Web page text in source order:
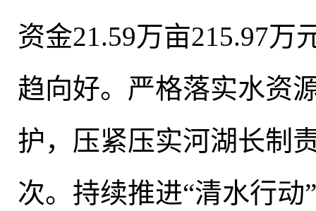
资金21.59万亩215.97万
趋向好。严格落实水资
护，压紧压实河湖长制
次。持续推进“清水行动